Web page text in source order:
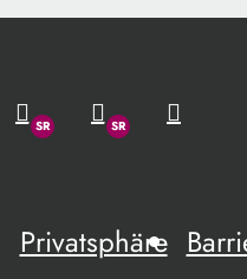
Privatsphäre